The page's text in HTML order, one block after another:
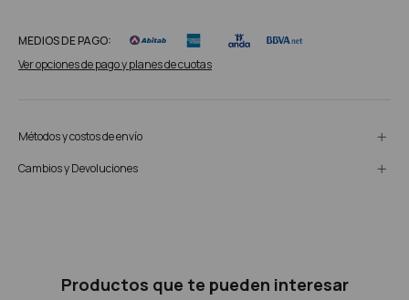
MEDIOS DE PAGO:
Ver opciones de pago y planes de cuotas
Métodos y costos de envío
Cambios y Devoluciones
Productos que te pueden interesar